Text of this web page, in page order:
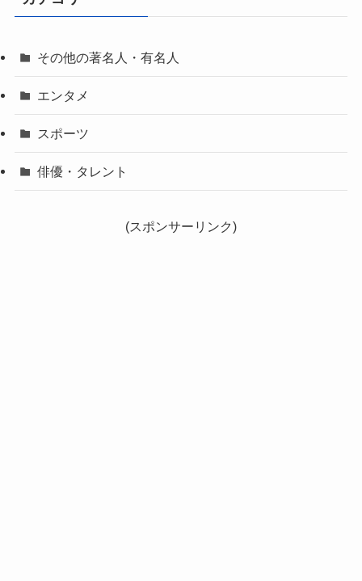
その他の著名人・有名人
エンタメ
スポーツ
俳優・タレント
(スポンサーリンク)